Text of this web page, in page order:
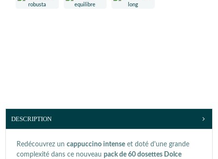
DESCRIPTION
Redécouvrez un cappuccino intense et doté d'une grande
complexité dans ce nouveau pack de 60 dosettes Dolce